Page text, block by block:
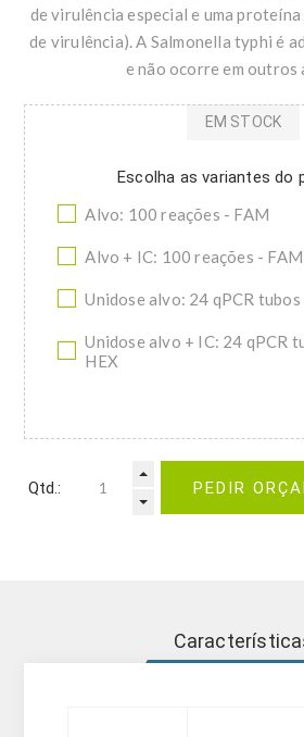
de virulência especial e uma
de virulência). A Salmonella typhi é
e não ocorre em outros
Escolha as variantes do
Alvo: 100 reações - FAM
Alvo + IC: 100 reações -
Unidose alvo: 24 qPCR tubos
Unidose alvo + IC: 24 qPCR
HEX
EM STOCK
Qtd.: PEDIR